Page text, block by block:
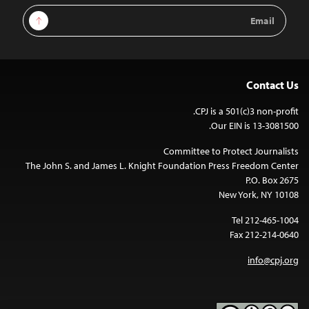
Email
Address
Sign Up
Contact Us
CPJ is a 501(c)3 non-profit.
Our EIN is 13-3081500.
Committee to Protect Journalists
The John S. and James L. Knight Foundation Press Freedom Center
P.O. Box 2675
New York, NY 10108
Tel 212-465-1004
Fax 212-214-0640
info@cpj.org